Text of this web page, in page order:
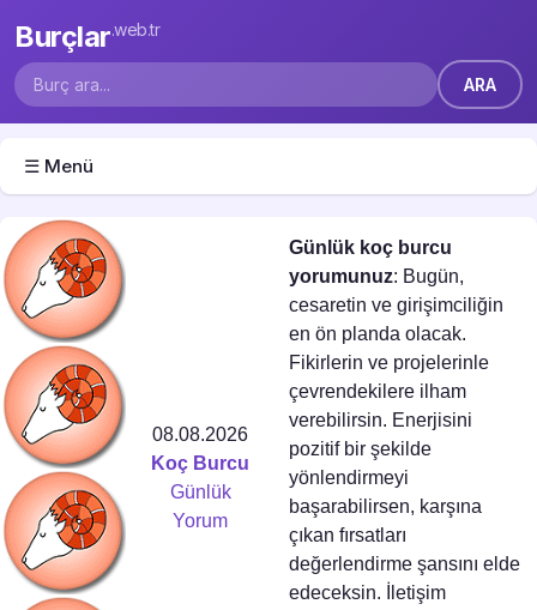
Burçlar.web.tr
☰ Menü
08.08.2026
Koç Burcu
Günlük
Yorum
Günlük koç burcu
yorumunuz: Bugün,
cesaretin ve girişimciliğin
en ön planda olacak.
Fikirlerin ve projelerinle
çevrendekilere ilham
verebilirsin. Enerjisini
pozitif bir şekilde
yönlendirmeyi
başarabilirsen, karşına
çıkan fırsatları
değerlendirme şansını elde
edeceksin. İletişim